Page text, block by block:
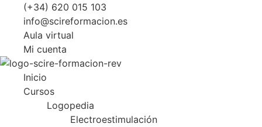
contenido
(+34) 620 015 103
info@scireformacion.es
Aula virtual
Mi cuenta
Inicio
Cursos
Logopedia
Electroestimulación